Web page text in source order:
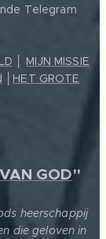
Telegram
MIJN MISSIE
HET GROTE
GOD"
heerschappij
die geloven in